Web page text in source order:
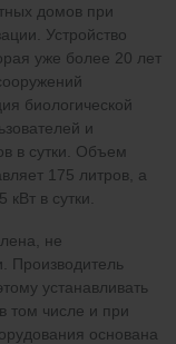
домов при
Устройство
уже более 20 лет
биологической
и
в сутки. Объем
175 литров, а
в сутки.
не
Производитель
устанавливать
том числе и при
основана